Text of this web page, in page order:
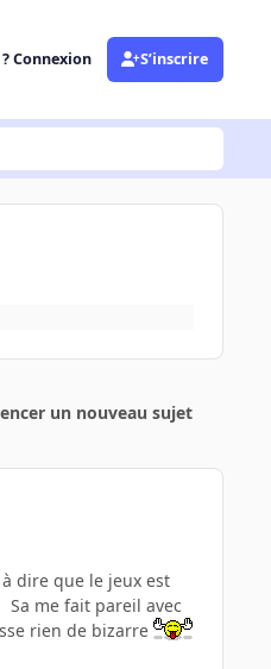
Connexion S’inscrire
un nouveau sujet
dire que le jeux est
Sa me fait pareil avec
rien de bizarre